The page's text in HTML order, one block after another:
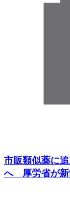
市販類似薬に
へ 厚労省が新